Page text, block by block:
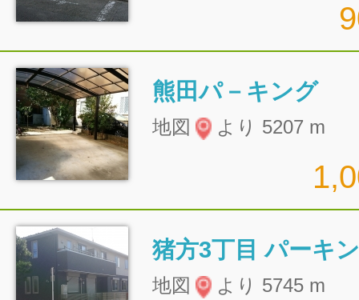
熊田パ－キング
地図 より 5207 m
地図 より 5745 m